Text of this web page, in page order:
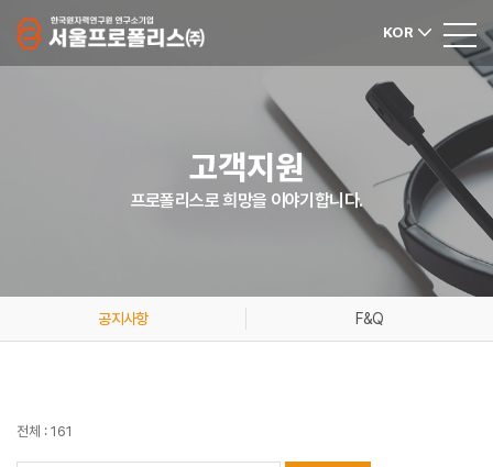
KOR
고객지원
프로폴리스로 희망을 이야기합니다.
공지사항 F&Q
전체 : 161